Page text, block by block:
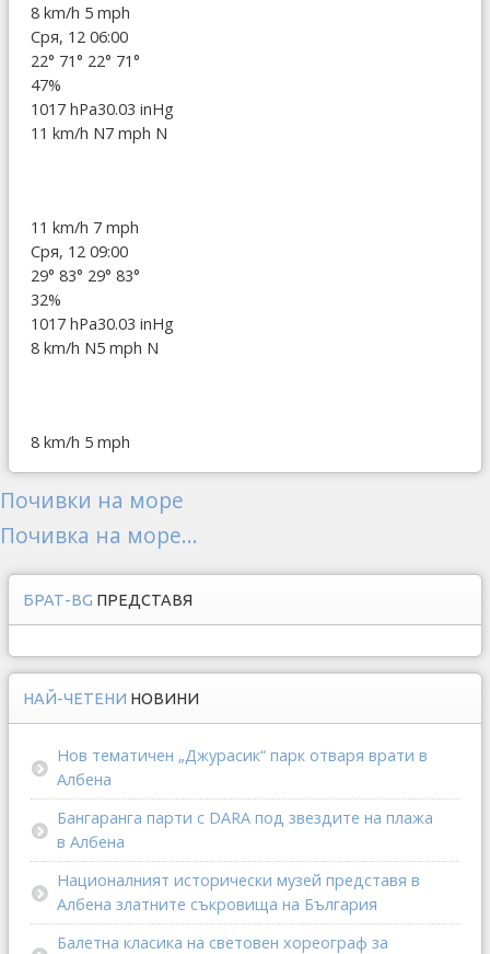
8 km/h 5 mph
Сря, 12 06:00
22° 71° 22° 71°
47%
1017 hPa30.03 inHg
11 km/h N7 mph N
11 km/h 7 mph
Сря, 12 09:00
29° 83° 29° 83°
32%
1017 hPa30.03 inHg
8 km/h N5 mph N
8 km/h 5 mph
Почивки на море
Почивка на море...
БРАТ-BG ПРЕДСТАВЯ
НАЙ-ЧЕТЕНИ НОВИНИ
Нов тематичен „Джурасик“ парк отваря врати в
Албена
Бангаранга парти с DARA под звездите на плажа
в Албена
Националният исторически музей представя в
Албена златните съкровища на България
Балетна класика на световен хореограф за